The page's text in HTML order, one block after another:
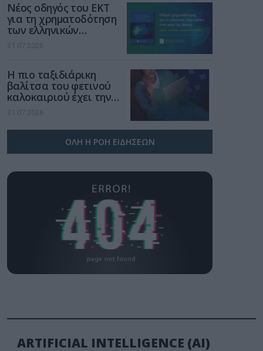
Νέος οδηγός του ΕΚΤ
για τη χρηματοδότηση
των ελληνικών
επιχειρήσεων στον
χώρο της άμυνας
31.07.2026
Η πιο ταξιδιάρικη
βαλίτσα του φετινού
καλοκαιριού έχει την
υπογραφή της Xiaomi
31.07.2026
ΟΛΗ Η ΡΟΗ ΕΙΔΗΣΕΩΝ
ARTIFICIAL INTELLIGENCE (AI)